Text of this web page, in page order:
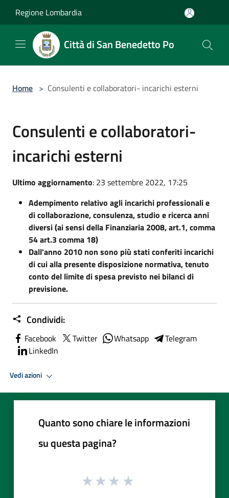
Regione Lombardia
Città di San Benedetto Po
Home > Consulenti e collaboratori- incarichi esterni
Consulenti e collaboratori-
incarichi esterni
Ultimo aggiornamento: 23 settembre 2022, 17:25
Adempimento relativo agli incarichi professionali e
di collaborazione, consulenza, studio e ricerca anni
diversi (ai sensi della Finanziaria 2008, art.1, comma
54 art.3 comma 18)
Dall'anno 2010 non sono più stati conferiti incarichi
di cui alla presente disposizione normativa, tenuto
conto del limite di spesa previsto nei bilanci di
previsione.
Condividi:
Facebook Twitter Whatsapp
Telegram
LinkedIn
Vedi azioni
Quanto sono chiare le informazioni
su questa pagina?